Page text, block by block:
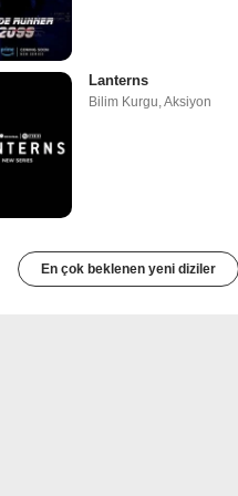
Lanterns
Bilim Kurgu Aksiyon
En çok beklenen yeni diziler